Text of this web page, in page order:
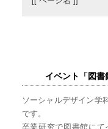
イベント「図
ソーシャルデザイン学
です。
卒業研究で図書館にて